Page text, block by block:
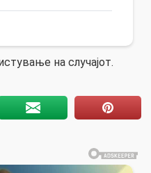
на случајот.